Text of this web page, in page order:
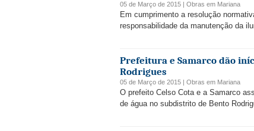
05 de Março de 2015 | Obras em Mariana
Em cumprimento a resolução
responsabilidade da manutenção da
Prefeitura e Samarco dão
Rodrigues
05 de Março de 2015 | Obras em Mariana
O prefeito Celso Cota e a Samarco
de água no subdistrito de Bento